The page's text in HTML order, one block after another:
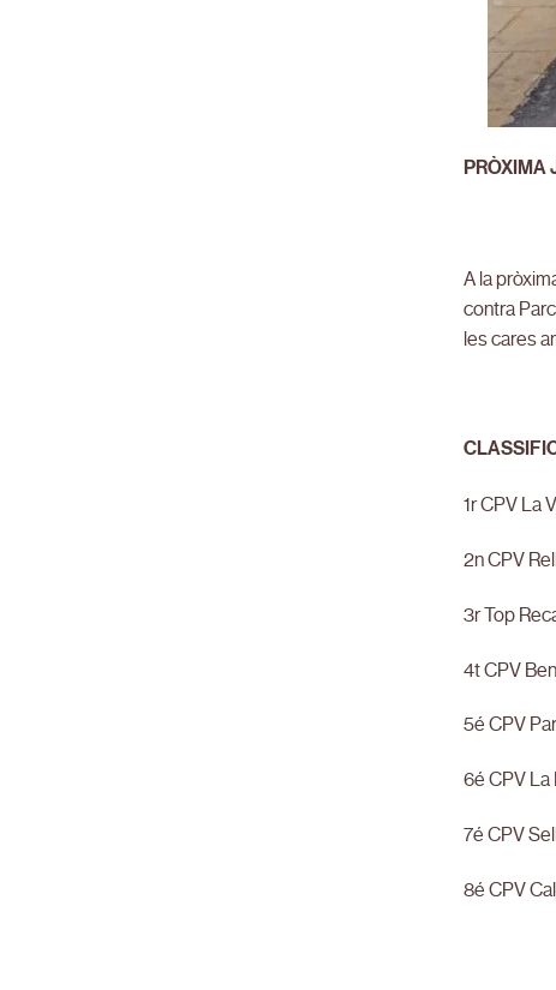
PRÒXIMA
A la
contra
les cares
1r CPV La
2n CPV
3r Top
4t CPV
5é CPV
6é CPV La
7é CPV
8é CPV